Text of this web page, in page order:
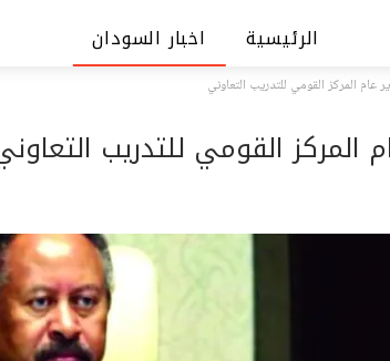
الرئيسية اخبار السودان
المركز القومي للتدريب التعاوني
القومي للتدريب